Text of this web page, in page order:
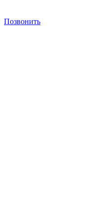
Позвонить